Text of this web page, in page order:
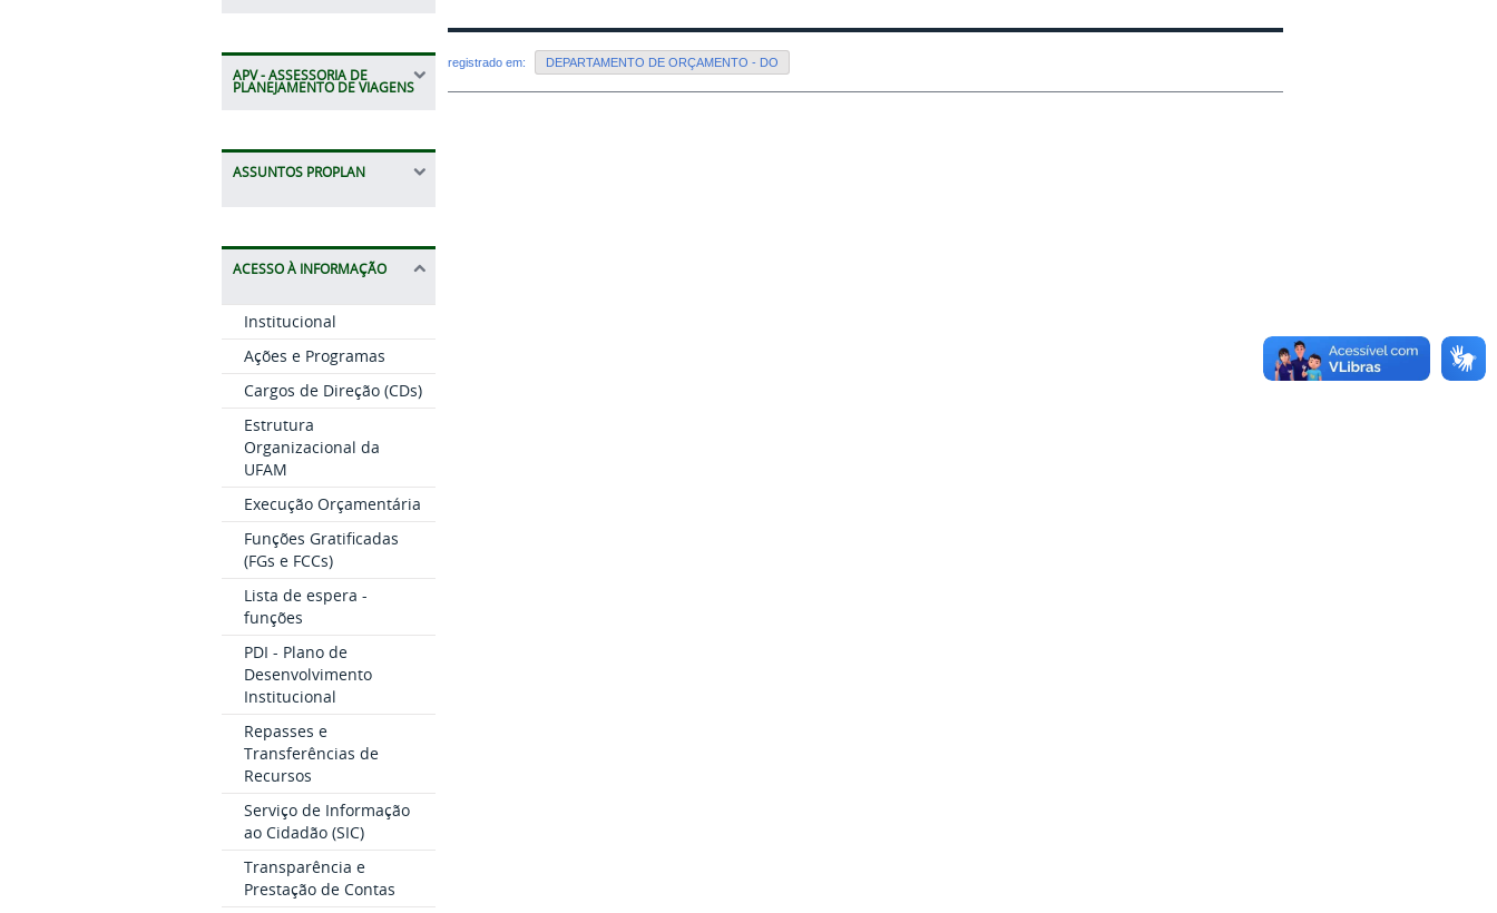
APV - ASSESSORIA DE
PLANEJAMENTO DE VIAGENS
ASSUNTOS PROPLAN
ACESSO À INFORMAÇÃO
Institucional
Ações e Programas
Cargos de Direção (CDs)
Estrutura
Organizacional da
UFAM
Execução Orçamentária
Funções Gratificadas
(FGs e FCCs)
Lista de espera -
funções
PDI - Plano de
Desenvolvimento
Institucional
Repasses e
Transferências de
Recursos
Serviço de Informação
ao Cidadão (SIC)
Transparência e
Prestação de Contas
registrado em: DEPARTAMENTO DE ORÇAMENTO - DO